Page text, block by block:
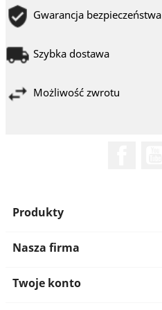
Gwarancja bezpieczeństwa
Szybka dostawa
Możliwość zwrotu
Produkty
Nasza firma
Twoje konto